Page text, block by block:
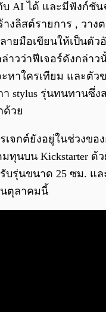
AI ได้ และมีฟังก์ชัน
งลิสต์รายการ , วาง
ายมือเขียนให้เป็นตัว
าวว่าฟีเจอร์ดังกล่าว
หาใครเทียม และตั
stylus รุ่นทนทานซึ่ง
ด้วย
เจกต์ยังอยู่ในช่วงขอ
ทุนบน Kickstarter ด้ว
รับรุ่นขนาด 25 ซม. แ
นตุลาคมนี้